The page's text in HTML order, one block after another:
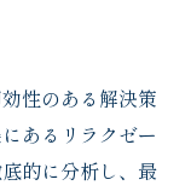
性のある解決策
あるリラクゼー
的に分析し、最